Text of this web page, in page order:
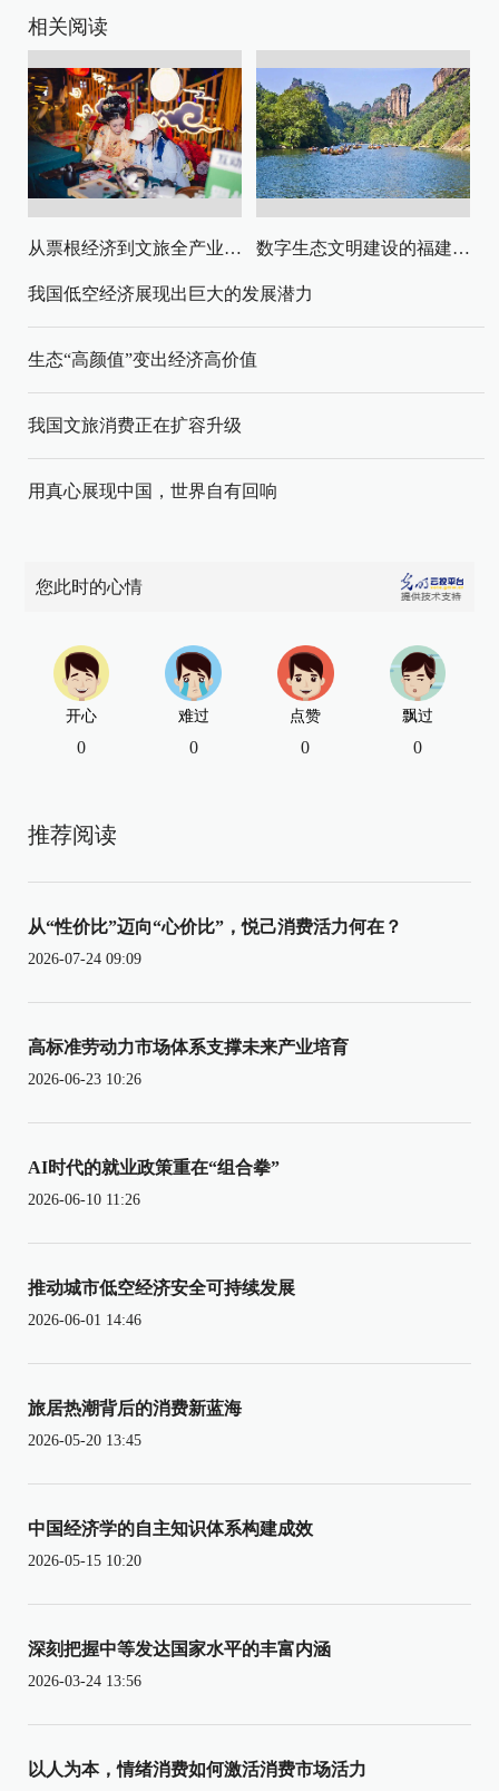
相关阅读
从票根经济到文旅全产业链升级 数字生态文明建设的福建路径与启示
我国低空经济展现出巨大的发展潜力
生态“高颜值”变出经济高价值
我国文旅消费正在扩容升级
用真心展现中国，世界自有回响
您此时的心情
开心
0
难过
0
点赞
0
飘过
0
推荐阅读
从“性价比”迈向“心价比”，悦己消费活力何在？
2026-07-24 09:09
高标准劳动力市场体系支撑未来产业培育
2026-06-23 10:26
AI时代的就业政策重在“组合拳”
2026-06-10 11:26
推动城市低空经济安全可持续发展
2026-06-01 14:46
旅居热潮背后的消费新蓝海
2026-05-20 13:45
中国经济学的自主知识体系构建成效
2026-05-15 10:20
深刻把握中等发达国家水平的丰富内涵
2026-03-24 13:56
以人为本，情绪消费如何激活消费市场活力